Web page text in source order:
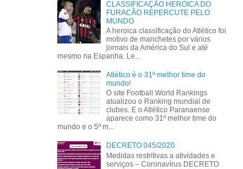
CLASSIFICAÇÃO HERÓICA DO
FURACÃO REPERCUTE PELO
MUNDO
A heroica classificação do Atlético foi
motivo de manchetes por vários
jornais da América do Sul e até
mesmo na Espanha. Le...
Atlético é o 31º melhor time do
mundo!
O site Football World Rankings
atualizou o Ranking mundial de
clubes. E o Atlético Paranaense
aparece como 31º melhor time do
mundo e o 5º m...
DECRETO 045/2020
Medidas restritivas a atividades e
serviços – Coronavírus DECRETO